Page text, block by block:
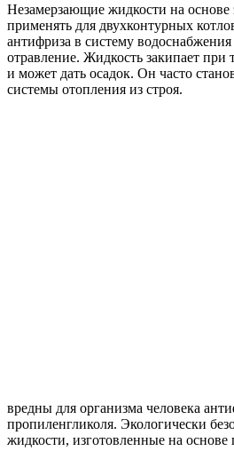
Незамерзающие жидкости на основе
применять для двухконтурных
антифриза в систему
отравление. Жидкость закипает при
и может дать осадок. Он часто
системы отопления из строя.
вредны для организма человека
пропиленгликоля. Экологически
жидкости, изготовленные на основе